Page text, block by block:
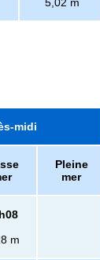
midi
Pleine
mer
m